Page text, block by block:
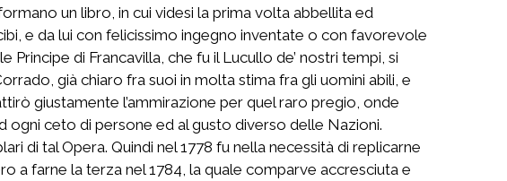
un libro, in cui videsi la prima volta abbellita ed
e da lui con felicissimo ingegno inventate o con favorevole
di Francavilla, che fu il Lucullo de’ nostri tempi, si
già chiaro fra suoi in molta stima fra gli uomini abili, e
giustamente l’ammirazione per quel raro pregio, onde
ogni ceto di persone ed al gusto diverso delle Nazioni.
di tal Opera. Quindi nel 1778 fu nella necessità di replicarne
a farne la terza nel 1784, la quale comparve accresciuta e